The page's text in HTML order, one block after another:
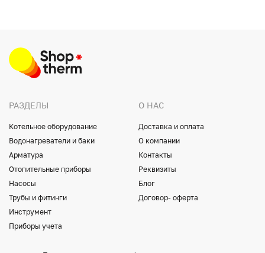
РАЗДЕЛЫ
Котельное оборудование
Водонагреватели и баки
Арматура
Отопительные приборы
Насосы
Трубы и фитинги
Инструмент
Приборы учета
О НАС
Доставка и оплата
О компании
Контакты
Реквизиты
Блог
Договор- оферта